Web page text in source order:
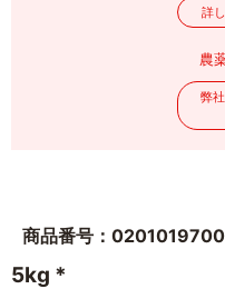
詳
農
弊
商品番号：
5kg *